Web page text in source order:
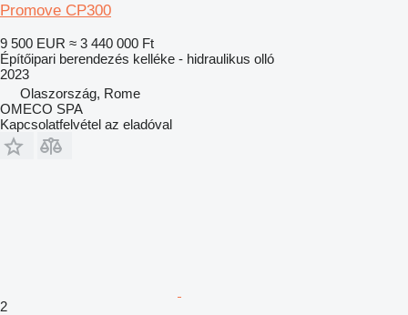
Promove CP300
9 500 EUR ≈ 3 440 000 Ft
Építőipari berendezés kelléke - hidraulikus olló
2023
Olaszország, Rome
OMECO SPA
Kapcsolatfelvétel az eladóval
2